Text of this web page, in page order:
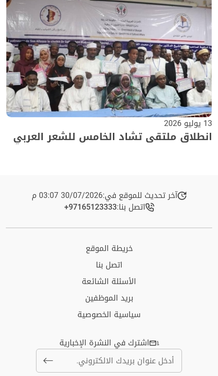
13 يوليو 2026
انطلاق ملتقى تشاد الخامس للشعر العربي
آخر تحديث للموقع في:30/07/2026 03:07 م
اتصل بنا:+97165123333​
خريطة الموقع
اتصل بنا
الأسئلة الشائعة
بريد الموظفين
سياسية الخصوصية
اشترك في النشرة الإخبارية